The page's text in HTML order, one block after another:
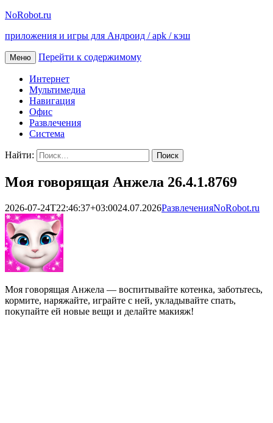
NoRobot.ru
приложения и игры для Андроид / apk / кэш
Меню Перейти к содержимому
Интернет
Мультимедиа
Навигация
Офис
Развлечения
Система
Найти:
Моя говорящая Анжела 26.4.1.8769
2026-07-24T22:46:37+03:0024.07.2026РазвлеченияNoRobot.ru
Моя говорящая Анжела — воспитывайте котенка, заботьтесь,
кормите, наряжайте, играйте с ней, укладывайте спать,
покупайте ей новые вещи и делайте макияж!